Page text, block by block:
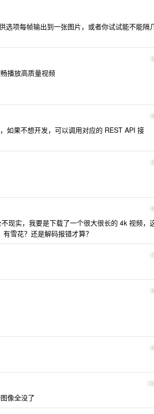
选项每帧输出到一张图片，或者你试试能不能隔
3
播放高质量视频
4
，如果不想开发，可以调用对应的 REST API 接
5
6
现实，我要是下载了一个很大很长的 4k 视频，
雪花？还是解码报错才算？
7
8
9
10
像全没了